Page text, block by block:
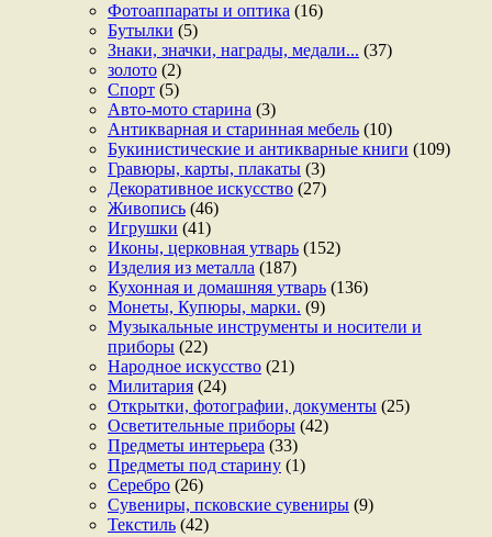
Фотоаппараты и оптика (16)
Бутылки (5)
Знаки, значки, награды, медали... (37)
золото (2)
Спорт (5)
Авто-мото старина (3)
Антикварная и старинная мебель (10)
Букинистические и антикварные книги (109)
Гравюры, карты, плакаты (3)
Декоративное искусство (27)
Живопись (46)
Игрушки (41)
Иконы, церковная утварь (152)
Изделия из металла (187)
Кухонная и домашняя утварь (136)
Монеты, Купюры, марки. (9)
Музыкальные инструменты и носители и
приборы (22)
Народное искусство (21)
Милитария (24)
Открытки, фотографии, документы (25)
Осветительные приборы (42)
Предметы интерьера (33)
Предметы под старину (1)
Серебро (26)
Сувениры, псковские сувениры (9)
Текстиль (42)